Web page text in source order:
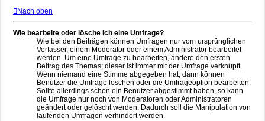
Nach oben
Wie bearbeite oder lösche ich eine Umfrage?
Wie bei den Beiträgen können Umfragen nur vom ursprünglichen
Verfasser, einem Moderator oder einem Administrator bearbeitet
werden. Um eine Umfrage zu bearbeiten, ändere den ersten
Beitrag des Themas; dieser ist immer mit der Umfrage verknüpft.
Wenn niemand eine Stimme abgegeben hat, dann können
Benutzer die Umfrage löschen oder die Umfrageoption bearbeiten.
Sollte allerdings schon ein Benutzer abgestimmt haben, so kann
die Umfrage nur noch von Moderatoren oder Administratoren
geändert oder gelöscht werden. Dadurch soll die Manipulation von
laufenden Umfragen verhindert werden.